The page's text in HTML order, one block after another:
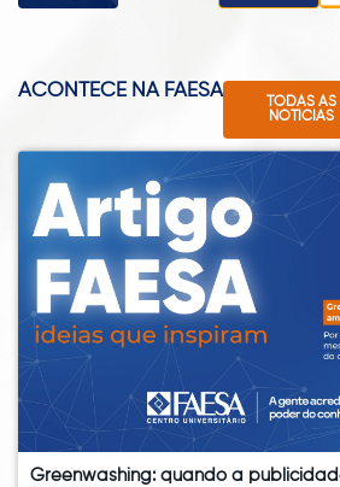
ACONTECE NA FAESA
TODAS AS
NOTÍCIAS
Greenwashing: quando a